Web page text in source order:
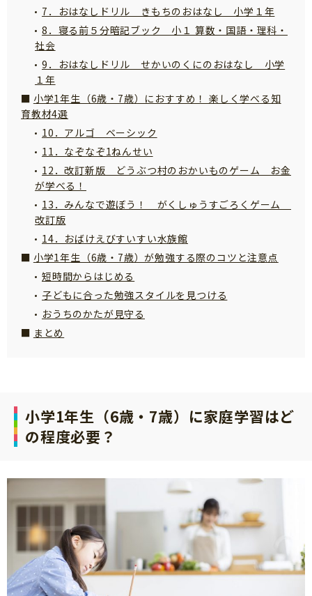
7．おはなしドリル きもちのおはなし 小学１年
8．寝る前５分暗記ブック 小１ 算数・国語・理科・
社会
9．おはなしドリル せかいのくにのおはなし 小学
１年
小学1年生（6歳・7歳）におすすめ！ 楽しく学べる知
育教材4選
10．アルゴ ベーシック
11．なぞなぞ1ねんせい
12．改訂新版 どうぶつ村のおかいものゲーム お金
が学べる！
13．みんなで遊ぼう！ がくしゅうすごろくゲーム
改訂版
14．おばけえびすいすい水族館
小学1年生（6歳・7歳）が勉強する際のコツと注意点
短時間からはじめる
子どもに合った勉強スタイルを見つける
おうちのかたが見守る
まとめ
小学1年生（6歳・7歳）に家庭学習はど
の程度必要？